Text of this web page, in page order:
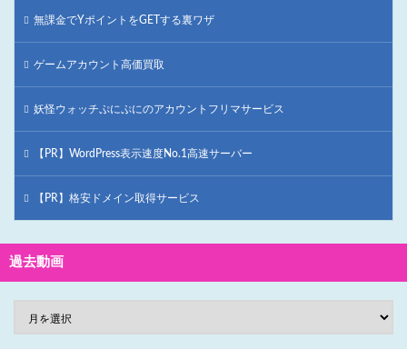
無課金でYポイントをGETする裏ワザ
ゲームアカウント高価買取
妖怪ウォッチぷにぷにのアカウントフリマサービス
【PR】WordPress表示速度No.1高速サーバー
【PR】格安ドメイン取得サービス
過去動画